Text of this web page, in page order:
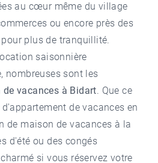
au cœur même du village
ou encore près des
plus de tranquillité.
saisonnière
nombreuses sont les
de vacances à Bidart. Que ce
de vacances en
de maison de vacances à la
d'été ou des congés
si vous réservez votre